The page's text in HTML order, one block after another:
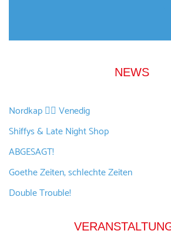
NEWS
Nordkap 🚴‍♂️ Venedig
Shiffys & Late Night Shop
ABGESAGT!
Goethe Zeiten, schlechte Zeiten
Double Trouble!